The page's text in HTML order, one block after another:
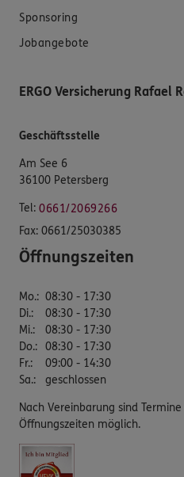
Sponsoring
Jobangebote
ERGO Versicherung Rafael
Geschäftsstelle
Am See 6
36100 Petersberg
Tel: 0661/2069266
Fax: 0661/25030385
Öffnungszeiten
Mo.: 08:30 - 17:30
Di.:
08:30 - 17:30
Mi.:
08:30 - 17:30
Do.: 08:30 - 17:30
Fr.:
09:00 - 14:30
Sa.: geschlossen
Nach Vereinbarung sind
Öffnungszeiten möglich.